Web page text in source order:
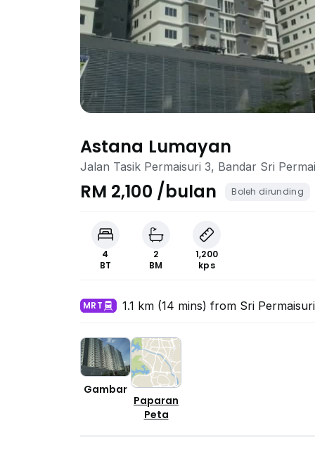
Astana Lumayan
Jalan Tasik Permaisuri 3, Bandar Sri
RM 2,100 /bulan Boleh dirunding
4
BT
2
BM
1,200
kps
MRT 1.1 km (14 mins) from Sri Permaisuri
Gambar
Paparan
Peta